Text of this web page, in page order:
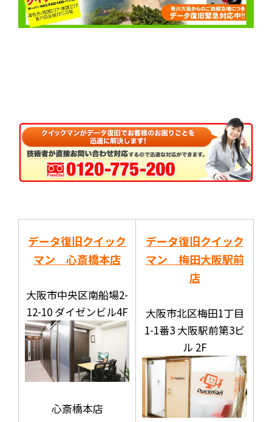
データ復旧クイック
マン 心斎橋本店
大阪市中央区南船場2-
12-10 ダイゼンビル4F
心斎橋本店
データ復旧クイック
マン 梅田大阪駅前
店
大阪市北区梅田1丁目
1-1番3 大阪駅前第3ビ
ル 2F